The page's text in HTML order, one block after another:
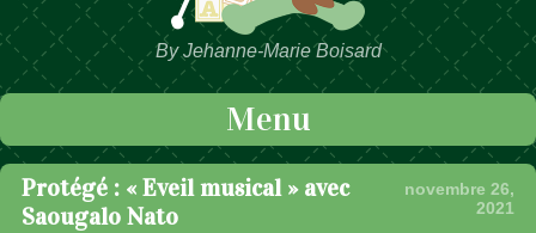
By Jehanne-Marie Boisard
Menu
Passer au contenu
Protégé : « Eveil musical » avec
Saougalo Nato
novembre 26,
2021